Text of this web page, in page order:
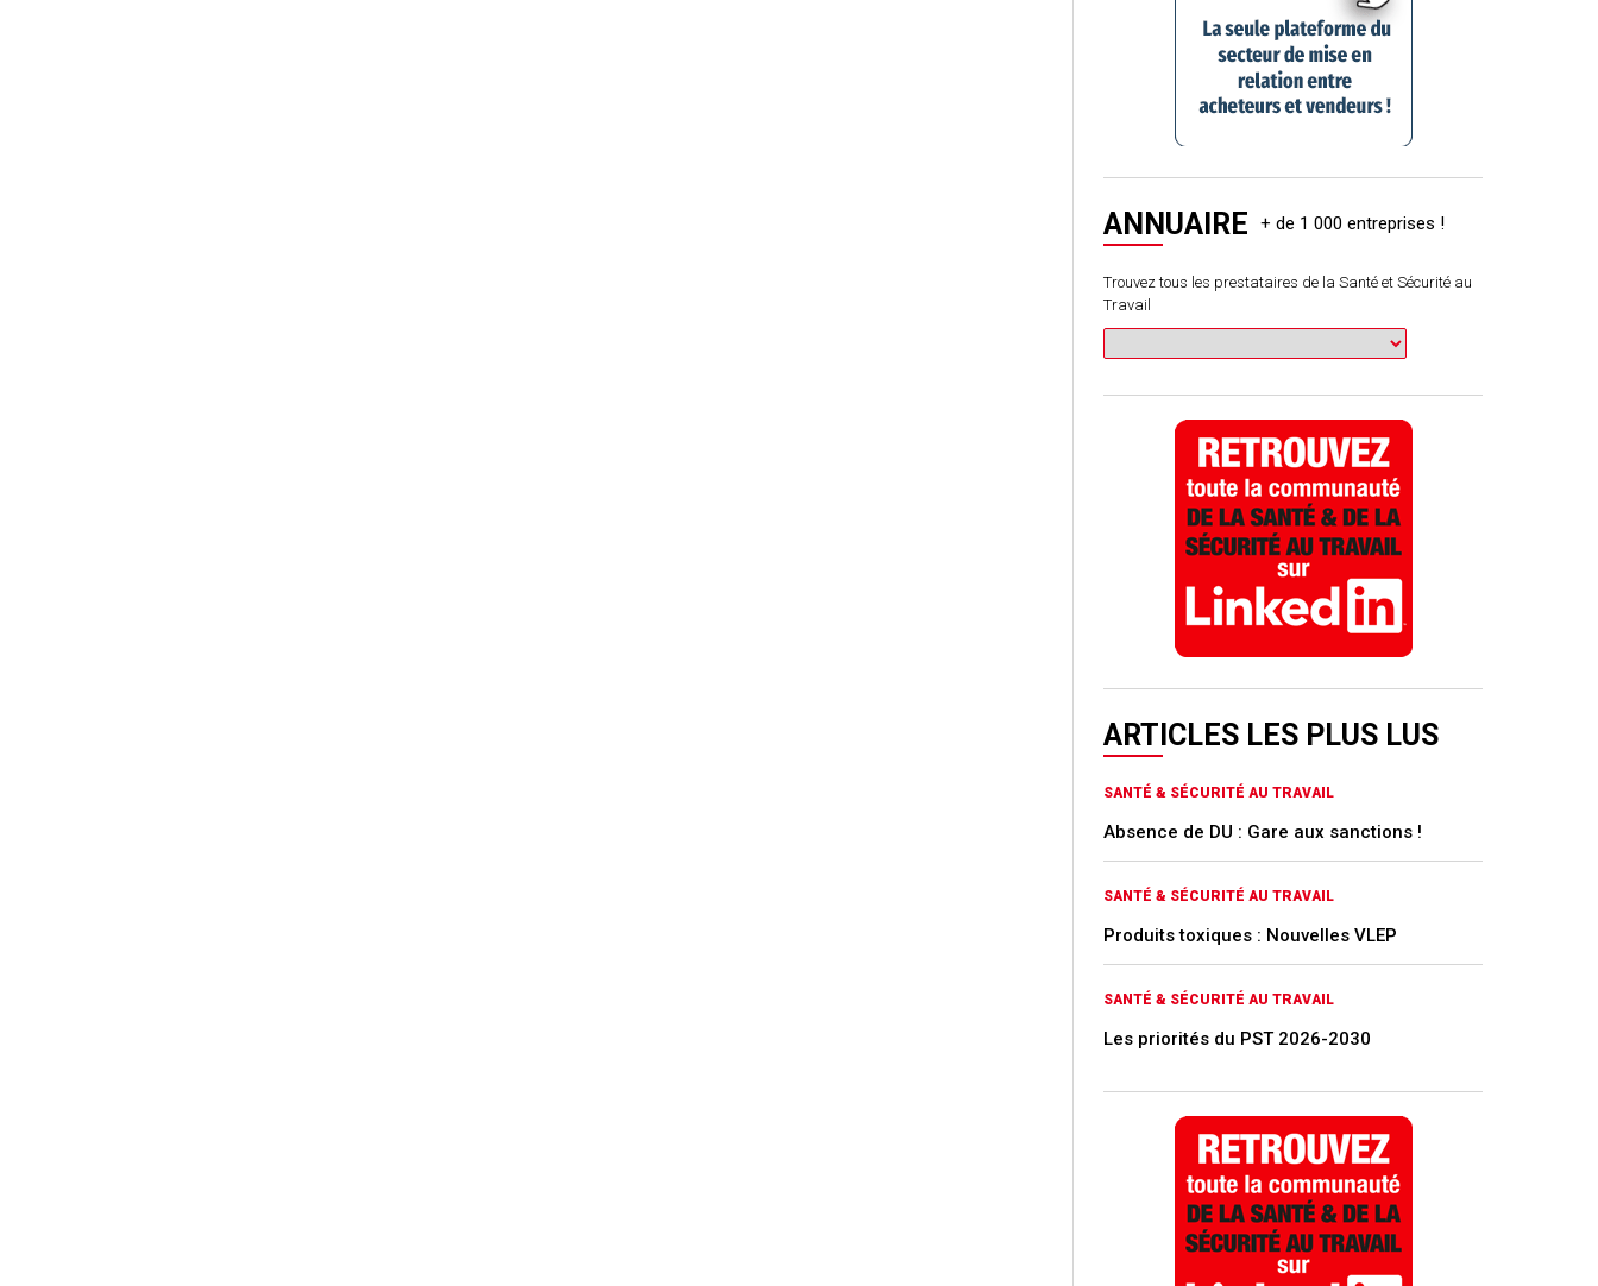
ANNUAIRE
Trouvez tous les prestataires de la Santé et Sécurité au
Travail
ARTICLES LES PLUS LUS
SANTÉ & SÉCURITÉ AU TRAVAIL
Absence de DU : Gare aux sanctions !
SANTÉ & SÉCURITÉ AU TRAVAIL
Produits toxiques : Nouvelles VLEP
SANTÉ & SÉCURITÉ AU TRAVAIL
Les priorités du PST 2026-2030